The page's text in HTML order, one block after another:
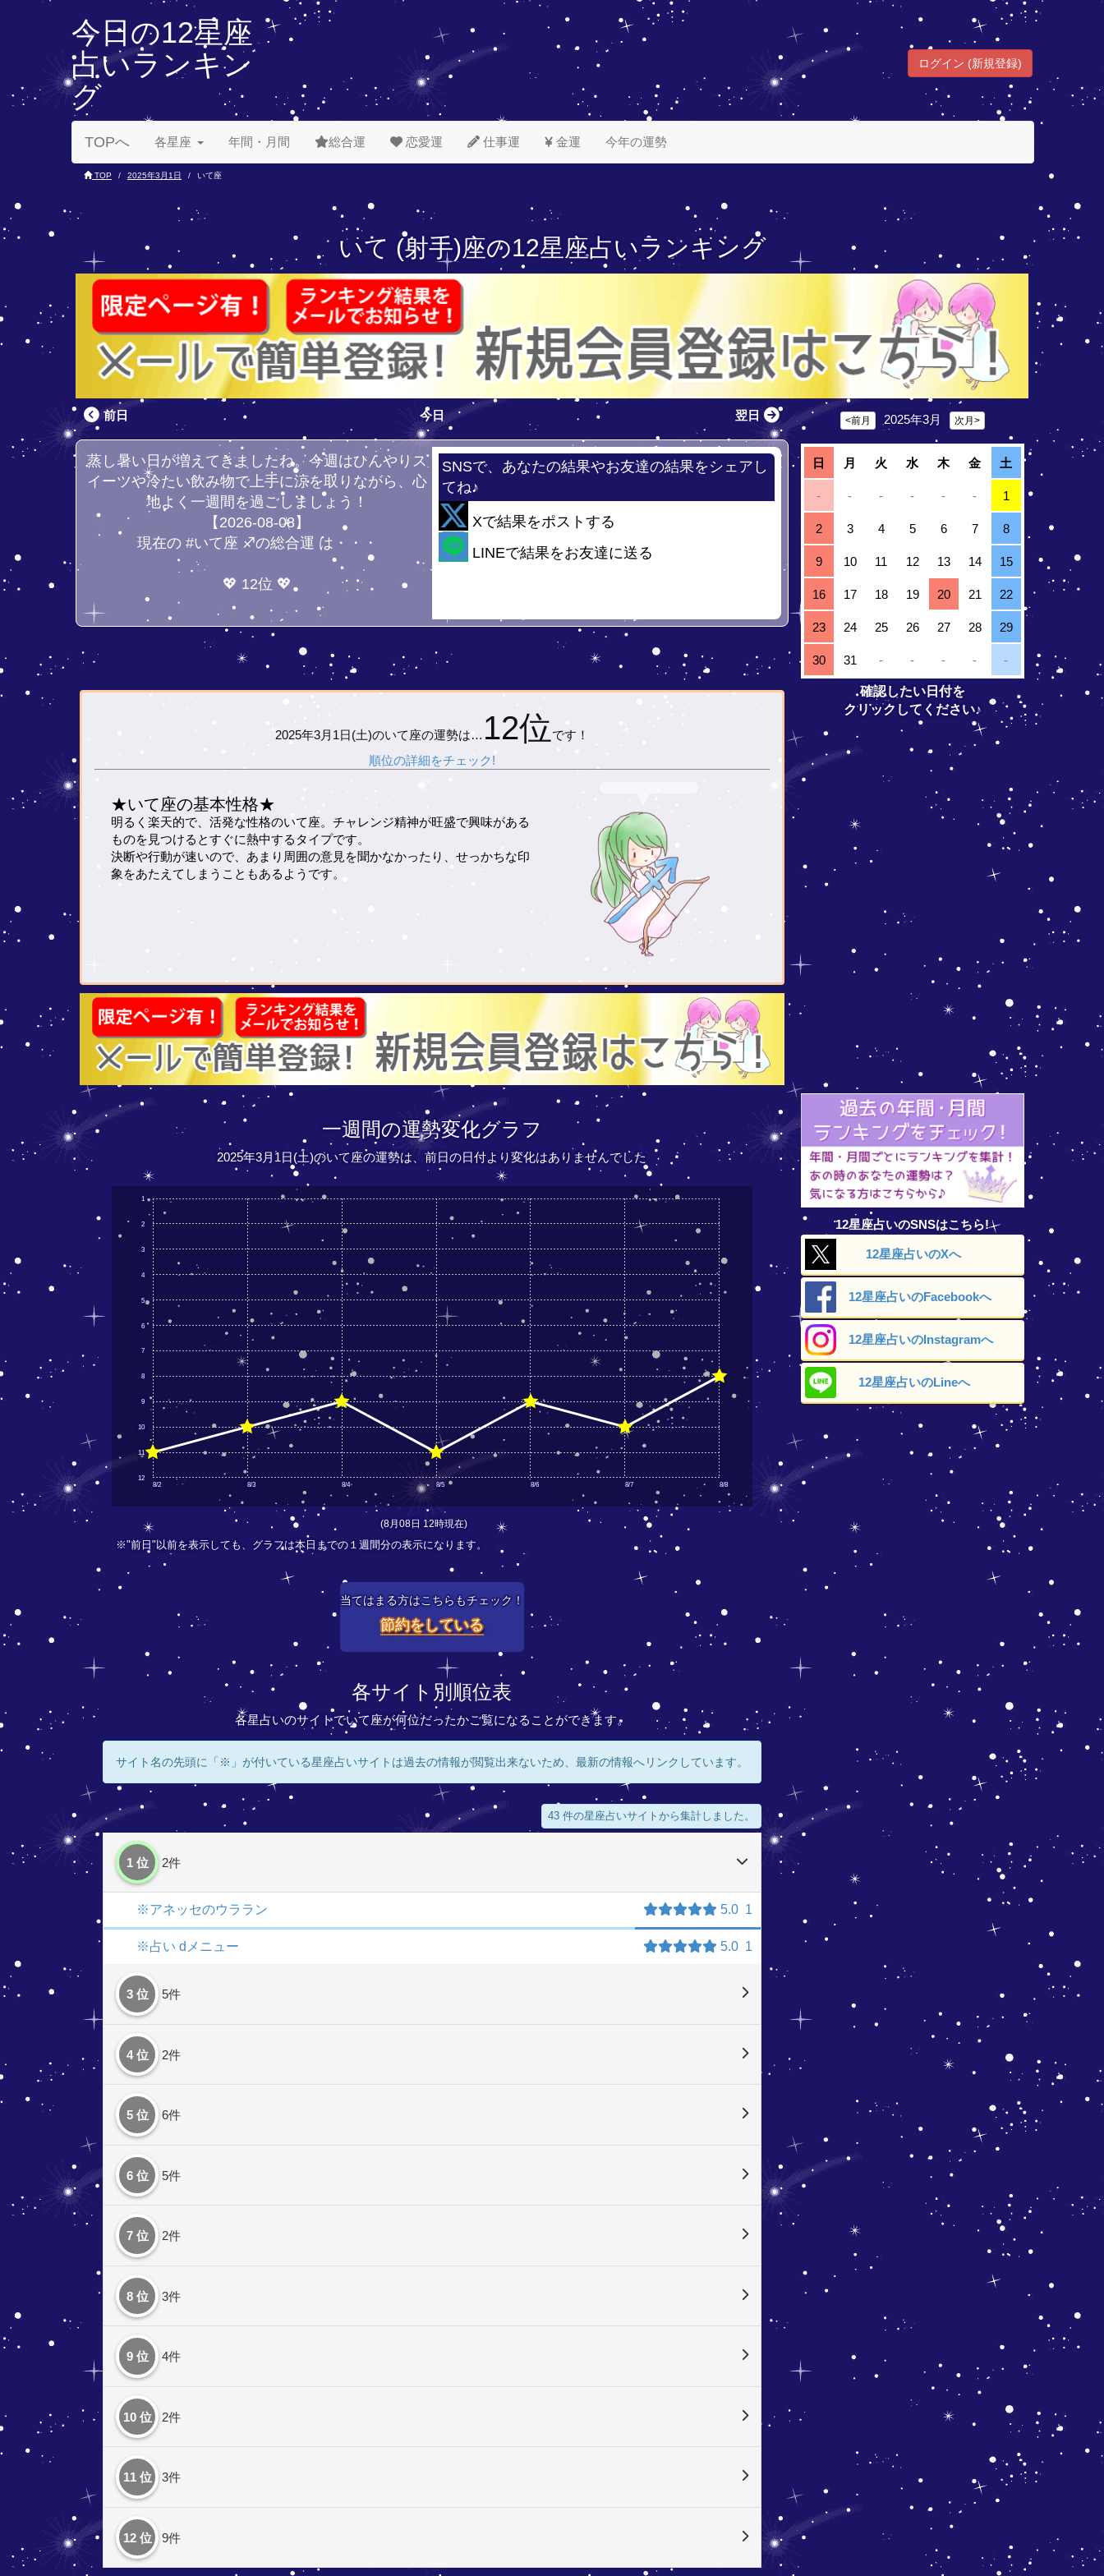
今日の12星座
占いランキン
グ
ログイン (新規登録)
TOPへ 各星座 年間・月間 総合運 恋愛運 仕事運 金運 今年の運勢
TOP 2025年3月1日 いて座
いて (射手)座の12星座占いランキング
前日 今日 翌日
蒸し暑い日が増えてきましたね。今週はひんやりス
イーツや冷たい飲み物で上手に涼を取りながら、心
地よく一週間を過ごしましょう！
【2026-08-08】
現在の #いて座 ♐の総合運 は・・・
💖 12位 💖
SNSで、あなたの結果やお友達の結果をシェアし
てね♪
Xで結果をポストする
LINEで結果をお友達に送る
2025年3月1日(土)のいて座の運勢は… 12位 です！
順位の詳細をチェック!
★いて座の基本性格★
明るく楽天的で、活発な性格のいて座。チャレンジ精神が旺盛で興味がある
ものを見つけるとすぐに熱中するタイプです。
決断や行動が速いので、あまり周囲の意見を聞かなかったり、せっかちな印
象をあたえてしまうこともあるようです。
<前月 2025年3月 次月>
日 月 火 水 木 金 土
- - - - - - 1
2 3 4 5 6 7 8
9 10 11 12 13 14 15
16 17 18 19 20 21 22
23 24 25 26 27 28 29
30 31 - - - - -
確認したい日付を
クリックしてください♪
一週間の運勢変化グラフ
2025年3月1日(土)のいて座の運勢は、前日の日付より変化はありませんでした
8/2 8/3 8/4 8/5 8/6 8/7 8/8
12
11
10
9
8
7
6
5
4
3
2
1
(8月08日 12時現在)
※"前日"以前を表示しても、グラフは本日までの１週間分の表示になります。
当てはまる方はこちらもチェック！
節約をしている
各サイト別順位表
各星占いのサイトでいて座が何位だったかご覧になることができます。
サイト名の先頭に「※」が付いている星座占いサイトは過去の情報が閲覧出来ないため、最新の情報へリンクしています。
43 件の星座占いサイトから集計しました。
1 位 2件
※アネッセのウララン 5.0 1
※占い dメニュー 5.0 1
3 位 5件
4 位 2件
5 位 6件
6 位 5件
7 位 2件
8 位 3件
9 位 4件
10 位 2件
11 位 3件
12 位 9件
12星座占いのSNSはこちら!
12星座占いのXへ
12星座占いのFacebookへ
12星座占いのInstagramへ
12星座占いのLineへ